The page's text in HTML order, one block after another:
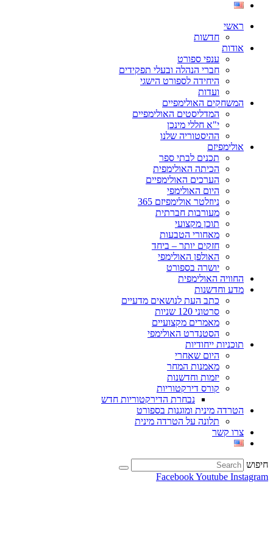
ראשי
חדשות
אודות
ענפי ספורט
חברי הנהלה ובעלי תפקידים
היחידה לספורט הישגי
ועדות
המשחקים האולימפיים
המדליסטים האולימפיים
י"א חללי מינכן
ההיסטוריה שלנו
אולימפיזם
תכנים לבתי ספר
הכיתה האולימפית
הערכים האולימפיים
היום האולימפי
ניוזלטר אולימפיזם 365
מעורבות חברתית
תוכן מקצועי
מאחורי הטבעות
חזקים יותר – ביחד
האולפן האולימפי
יושרה בספורט
החוויה האולימפית
מדע וחדשנות
כתב העת לנושאים מדעיים
סרטוני 120 שניות
מאמרים מקצועיים
הסטנדרט האולימפי
תוכניות ייחודיות
היום שאחרי
מאמנות המחר
יזמות וחדשנות
קורס דירקטוריות
נבחרת הדירקטוריות חדש
הטרדה מינית ומוגנות בספורט
תלונה על הטרדה מינית
צרו קשר
חיפוש
FacebookYoutube Instagram